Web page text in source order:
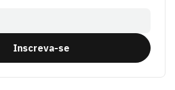
Inscreva-se